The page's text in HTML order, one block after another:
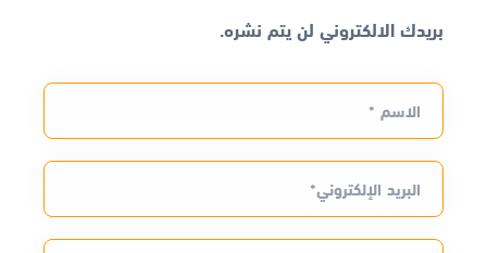
بريدك الالكتروني لن يتم نشره.
الاسم *
البريد الإلكتروني*